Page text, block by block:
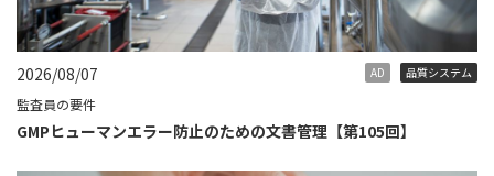
2026/08/07 AD 品質システム
監査員の要件
GMPヒューマンエラー防止のための文書管理【第105回】